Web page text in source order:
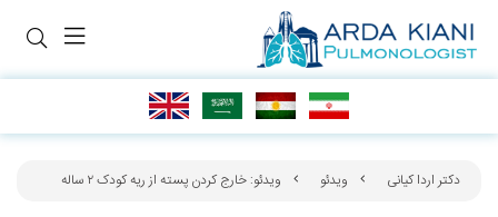
دکتر اردا کیانی ویدئو ویدئو: خارج کردن پسته از ریه کودک ۲ ساله